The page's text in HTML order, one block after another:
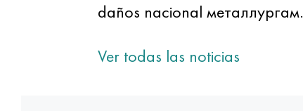
daños nacional металлургам.
Ver todas las noticias